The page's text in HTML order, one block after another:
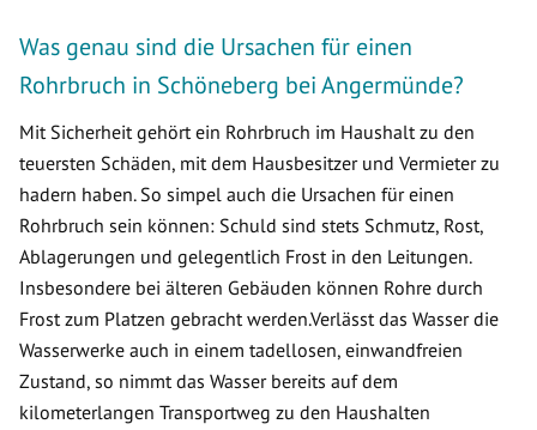
Was genau sind die Ursachen für einen
Rohrbruch in Schöneberg bei Angermünde?
Mit Sicherheit gehört ein Rohrbruch im Haushalt zu den
teuersten Schäden, mit dem Hausbesitzer und Vermieter zu
hadern haben. So simpel auch die Ursachen für einen
Rohrbruch sein können: Schuld sind stets Schmutz, Rost,
Ablagerungen und gelegentlich Frost in den Leitungen.
Insbesondere bei älteren Gebäuden können Rohre durch
Frost zum Platzen gebracht werden.Verlässt das Wasser die
Wasserwerke auch in einem tadellosen, einwandfreien
Zustand, so nimmt das Wasser bereits auf dem
kilometerlangen Transportweg zu den Haushalten